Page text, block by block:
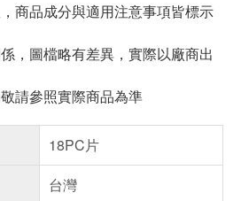
商品成分與適用注意事項皆標示
，圖檔略有差異，實際以廠商出
請參照實際商品為準
18PC片
台灣